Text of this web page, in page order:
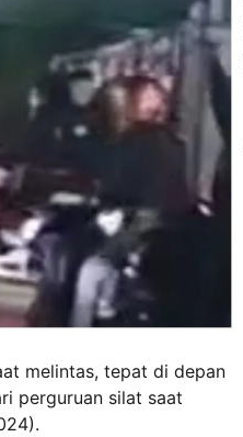
melintas, tepat di depan
perguruan silat saat